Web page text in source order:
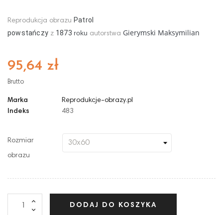
Reprodukcja obrazu Patrol
powstańczy z 1873 roku autorstwa Gierymski Maksymilian
95,64 zł
Brutto
Marka
Reprodukcje-obrazy.pl
Indeks
483
Rozmiar
obrazu
DODAJ DO KOSZYKA